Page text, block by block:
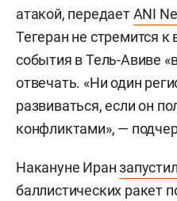
атакой, передаетANI
Тегеран не стремится к
события в Тель-Авиве
отвечать. «Ни один
развиваться, если он
конфликтами», —
Накануне Иранзапустил
баллистических ракет